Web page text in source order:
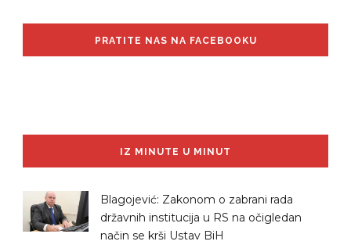
PRATITE NAS NA FACEBOOKU
IZ MINUTE U MINUT
Blagojević: Zakonom o zabrani rada
državnih institucija u RS na očigledan
način se krši Ustav BiH